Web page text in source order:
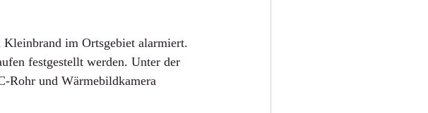
im Ortsgebiet alarmiert.
festgestellt werden. Unter der
Rohr und Wärmebildkamera